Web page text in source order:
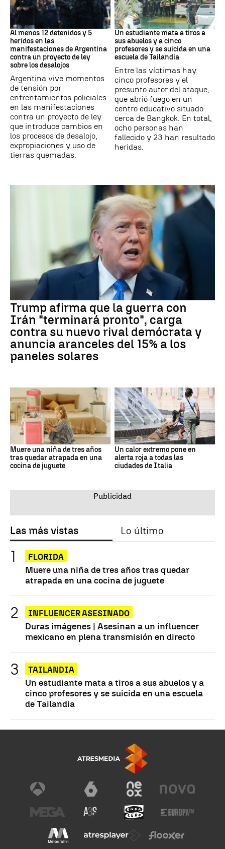
Protestas
Al menos 12 detenidos y 5
heridos en las
manifestaciones de Argentina
contra un proyecto de ley
sobre los desalojos
Argentina vive momentos
de tensión por
enfrentamientos policiales
en las manifestaciones
contra un proyecto de ley
que introduce cambios en
los procesos de desalojo,
expropiaciones y uso de
tierras quemadas.
Tailandia
Un estudiante mata a tiros a
sus abuelos y a cinco
profesores y se suicida en una
escuela de Tailandia
Entre las víctimas hay
cinco profesores y el
presunto autor del ataque,
que abrió fuego en un
centro educativo situado
cerca de Bangkok. En total,
ocho personas han
fallecido y 23 han resultado
heridas.
Trump afirma que la guerra con
Irán "terminará pronto", carga
contra su nuevo rival demócrata y
anuncia aranceles del 15% a los
paneles solares
Muere una niña de tres años
tras quedar atrapada en una
cocina de juguete
Un calor extremo pone en
alerta roja a todas las
ciudades de Italia
Las más vistas Lo último
FLORIDA
Muere una niña de tres años tras quedar
atrapada en una cocina de juguete
INFLUENCER ASESINADO
Duras imágenes | Asesinan a un influencer
mexicano en plena transmisión en directo
TAILANDIA
Un estudiante mata a tiros a sus abuelos y a
cinco profesores y se suicida en una escuela
de Tailandia